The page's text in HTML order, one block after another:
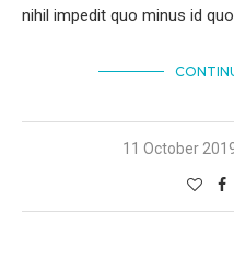
nihil impedit quo minus id
11 October